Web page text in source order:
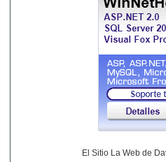
El Sitio La Web de